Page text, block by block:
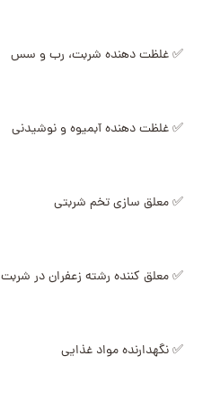
✅ غلظت دهنده شربت، رب و سس
✅ غلظت دهنده آبمیوه و نوشیدنی
✅ معلق سازی تخم شربتی
✅ معلق کننده رشته زعفران در شربت
✅ نگهدارنده مواد غذایی